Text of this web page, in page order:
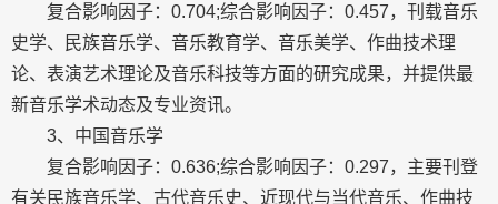
复合影响因子：0.704;综合影响因子：0.457，刊载音乐
史学、民族音乐学、音乐教育学、音乐美学、作曲技术理
论、表演艺术理论及音乐科技等方面的研究成果，并提供最
新音乐学术动态及专业资讯。
3、中国音乐学
复合影响因子：0.636;综合影响因子：0.297，主要刊登
有关民族音乐学、古代音乐史、近现代与当代音乐、作曲技